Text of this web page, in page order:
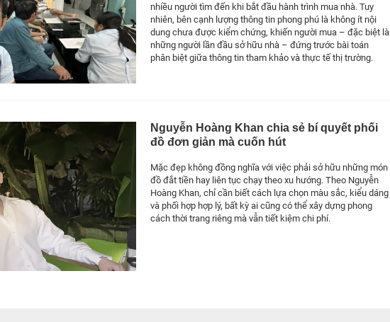
nhiều người tìm đến khi bắt đầu hành trình mua nhà. Tuy
nhiên, bên cạnh lượng thông tin phong phú là không ít nội
dung chưa được kiểm chứng, khiến người mua – đặc biệt là
những người lần đầu sở hữu nhà – đứng trước bài toán
phân biệt giữa thông tin tham khảo và thực tế thị trường.
Nguyễn Hoàng Khan chia sẻ bí quyết phối
đồ đơn giản mà cuốn hút
Mặc đẹp không đồng nghĩa với việc phải sở hữu những món
đồ đắt tiền hay liên tục chạy theo xu hướng. Theo Nguyễn
Hoàng Khan, chỉ cần biết cách lựa chọn màu sắc, kiểu dáng
và phối hợp hợp lý, bất kỳ ai cũng có thể xây dựng phong
cách thời trang riêng mà vẫn tiết kiệm chi phí.